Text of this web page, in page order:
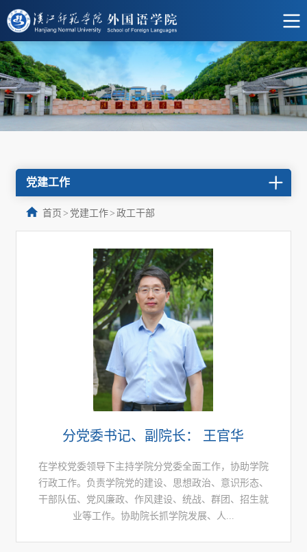
党建工作
首页 > 党建工作> 政工干部
分党委书记、副院长： 王官华
在学校党委领导下主持学院分党委全面工作，协助学院
行政工作。负责学院党的建设、思想政治、意识形态、
干部队伍、党风廉政、作风建设、统战、群团、招生就
业等工作。协助院长抓学院发展、人...